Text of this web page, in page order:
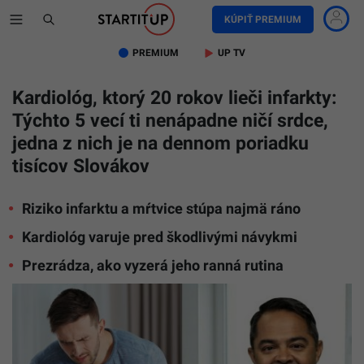
KÚPIŤ PREMIUM
PREMIUM UP TV
Kardiológ, ktorý 20 rokov lieči infarkty:
Týchto 5 vecí ti nenápadne ničí srdce,
jedna z nich je na dennom poriadku
tisícov Slovákov
Riziko infarktu a mŕtvice stúpa najmä ráno
Kardiológ varuje pred škodlivými návykmi
Prezrádza, ako vyzerá jeho ranná rutina
snímke